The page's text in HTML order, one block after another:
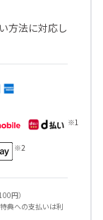
方法に対応し
円）
典への支払いは利